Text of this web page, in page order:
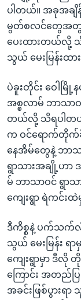
ကျော်
ရန်
ပါတယ်။ အခုအချိန်
မွတ်စလင်တွေအတွ
ပေးထားတယ်လို့
သွယ် မေးမြန်းထာ
ပဲခူးတိုင်း ဝေါမ
အစ္စလာမ် ဘာသာ
တယ်လို့ သိရပါတ
က ဝင်ရောက်တိုက်
နေအိမ်တွေနဲ့ ဘာသ
ရွာသားအချို့ဟာ
မ် ဘာသာဝင် ရွာ
ကျေးရွာ ရဲကင်း
ဒီကိစ္စနဲ့ ပက်သက်
သွယ် မေးမြန်း
ကျေးရွာမှာ ဒီလို
ကြောင်း အတည်ပြု
အခင်းဖြစ်ပွားရ